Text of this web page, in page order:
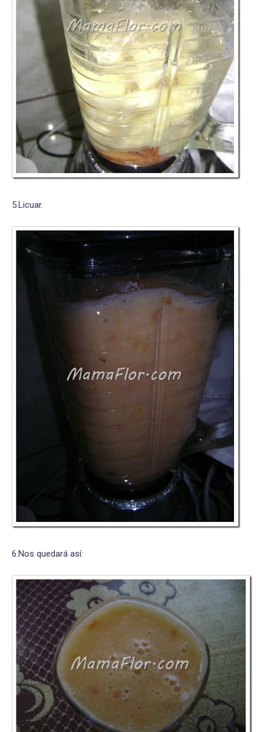
5.Licuar.
6.Nos quedará así: